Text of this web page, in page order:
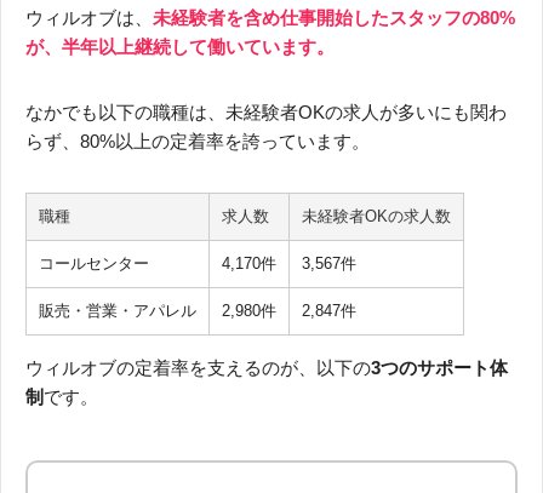
ウィルオブは、 未経験者を含め仕事開始したスタッフの80%
が、半年以上継続して働いています。
なかでも以下の職種は、未経験者OKの求人が多いにも関わ
らず、80%以上の定着率を誇っています。
職種 求人数 未経験者OKの求人数
コールセンター 4,170件 3,567件
販売・営業・アパレル 2,980件 2,847件
ウィルオブの定着率を支えるのが、以下の3つのサポート体
制 です。